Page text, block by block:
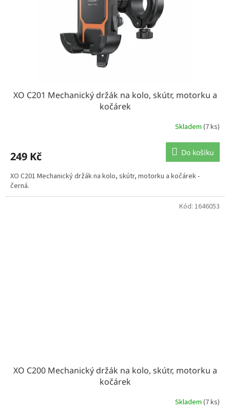
XO C201 Mechanický držák na kolo, skútr, motorku a
kočárek
Skladem (7 ks)
249 Kč Do košíku
XO C201 Mechanický držák na kolo, skútr, motorku a kočárek -
černá.
XO C200 Mechanický držák na kolo, skútr, motorku a
kočárek
Skladem (7 ks)
Kód: 1646053